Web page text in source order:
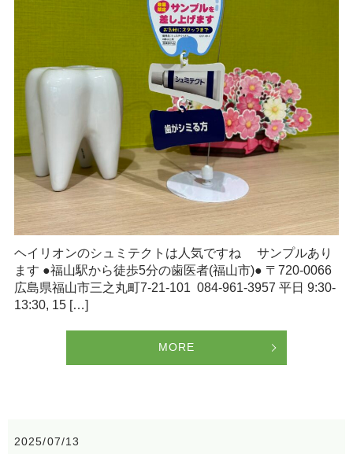
ヘイリオンのシュミテクトは人気ですね サンプルあり
ます ●福山駅から徒歩5分の歯医者(福山市)● 〒720-0066
広島県福山市三之丸町7-21-101 084-961-3957 平日 9:30-
13:30, 15 […]
MORE
2025/07/13